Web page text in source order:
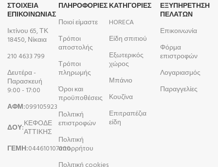
ΣΤΟΙΧΕΙΑ
ΕΠΙΚΟΙΝΩΝΙΑΣ
Ικτίνου 65, ΤΚ
18450, Νίκαια
210 4633 799
Δευτέρα -
Παρασκευή
9:00 - 17:00
ΑΦΜ:099105923
ΔΟΥ:ΚΕΦΟΔΕ
ΑΤΤΙΚΗΣ
ΓΕΜΗ:044610107000
ΠΛΗΡΟΦΟΡΊΕΣ
Ποιοί είμαστε
Τρόποι
αποστολής
Τρόποι
πληρωμής
Όροι και
προϋποθέσεις
Πολιτική
επιστροφών
Πολιτική
απορρήτου
ΚΑΤΗΓΟΡΙΕΣ
HORECA
Είδη σπιτιού
Εξωτερικός
χώρος
Μπάνιο
Κουζίνα
Επιτραπέζια
είδη
ΕΞΥΠΗΡΕΤΗΣΗ
ΠΕΛΑΤΩΝ
Επικοινωνία
Φόρμα
επιστροφών
Λογαριασμός
Παραγγελίες